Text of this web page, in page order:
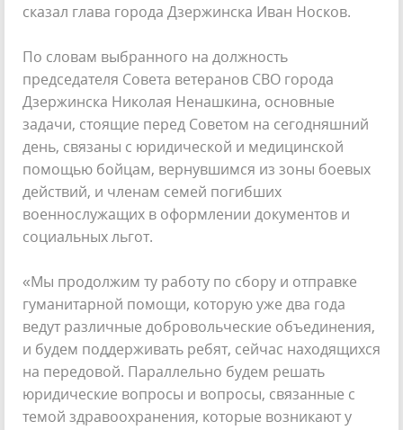
сказал глава города Дзержинска Иван Носков.
По словам выбранного на должность
председателя Совета ветеранов СВО города
Дзержинска Николая Ненашкина, основные
задачи, стоящие перед Советом на сегодняшний
день, связаны с юридической и медицинской
помощью бойцам, вернувшимся из зоны боевых
действий, и членам семей погибших
военнослужащих в оформлении документов и
социальных льгот.
«Мы продолжим ту работу по сбору и отправке
гуманитарной помощи, которую уже два года
ведут различные добровольческие объединения,
и будем поддерживать ребят, сейчас находящихся
на передовой. Параллельно будем решать
юридические вопросы и вопросы, связанные с
темой здравоохранения, которые возникают у